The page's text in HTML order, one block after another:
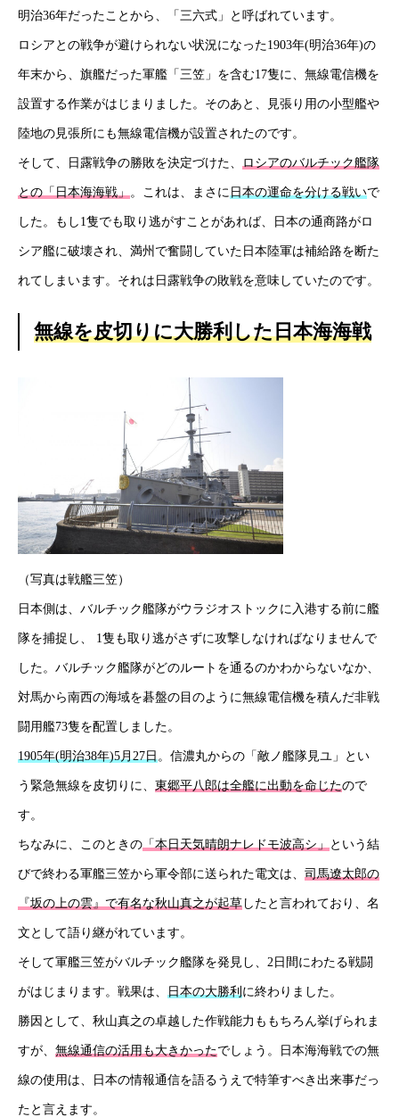
HOME
会社概要
採用情報
健康企業宣言
個人情報保護方針
情報セキュリティ基本方針
HOME 新着情報
明治36年だったことから、「三六式」と呼ばれています。
ロシアとの戦争が避けられない状況になった1903年(明治36年)の
年末から、旗艦だった軍艦「三笠」を含む17隻に、無線電信機を
設置する作業がはじまりました。そのあと、見張り用の小型艦や
陸地の見張所にも無線電信機が設置されたのです。
そして、日露戦争の勝敗を決定づけた、 ロシアのバルチック艦隊
との「日本海海戦」。これは、まさに日本の運命を分ける戦いで
した。もし1隻でも取り逃がすことがあれば、日本の通商路がロ
シア艦に破壊され、満州で奮闘していた日本陸軍は補給路を断た
れてしまいます。それは日露戦争の敗戦を意味していたのです。
無線を皮切りに大勝利した日本海海戦
（写真は戦艦三笠）
日本側は、バルチック艦隊がウラジオストックに入港する前に艦
隊を捕捉し、 1隻も取り逃がさずに攻撃しなければなりませんで
した。バルチック艦隊がどのルートを通るのかわからないなか、
対馬から南西の海域を碁盤の目のように無線電信機を積んだ非戦
闘用艦73隻を配置しました。
1905年(明治38年)5月27日 。信濃丸からの「敵ノ艦隊見ユ」とい
う緊急無線を皮切りに、 東郷平八郎は全艦に出動を命じたので
す。
ちなみに、このときの 「本日天気晴朗ナレドモ波高シ」 という結
びで終わる軍艦三笠から軍令部に送られた電文は、 司馬遼太郎の
『坂の上の雲』で有名な秋山真之が起草 したと言われており、名
文として語り継がれています。
そして軍艦三笠がバルチック艦隊を発見し、2日間にわたる戦闘
がはじまります。戦果は、 日本の大勝利 に終わりました。
勝因として、秋山真之の卓越した作戦能力ももちろん挙げられま
すが、 無線通信の活用も大きかったでしょう。日本海海戦での無
線の使用は、日本の情報通信を語るうえで特筆すべき出来事だっ
たと言えます。